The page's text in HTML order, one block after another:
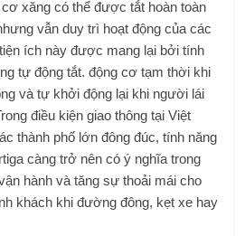
xăng có thể được tắt hoàn toàn
vẫn duy trì hoạt động của các
ích này được mang lại bởi tính
tự động tắt. động cơ tạm thời khi
và tự khởi động lại khi người lái
điều kiện giao thông tại Việt
thành phố lớn đông đúc, tính năng
càng trở nên có ý nghĩa trong
hành và tăng sự thoải mái cho
khách khi đường đông, kẹt xe hay